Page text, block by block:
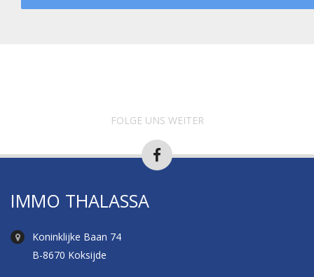
FOLGE UNS WEITER
IMMO THALASSA
Koninklijke Baan 74
B-8670 Koksijde